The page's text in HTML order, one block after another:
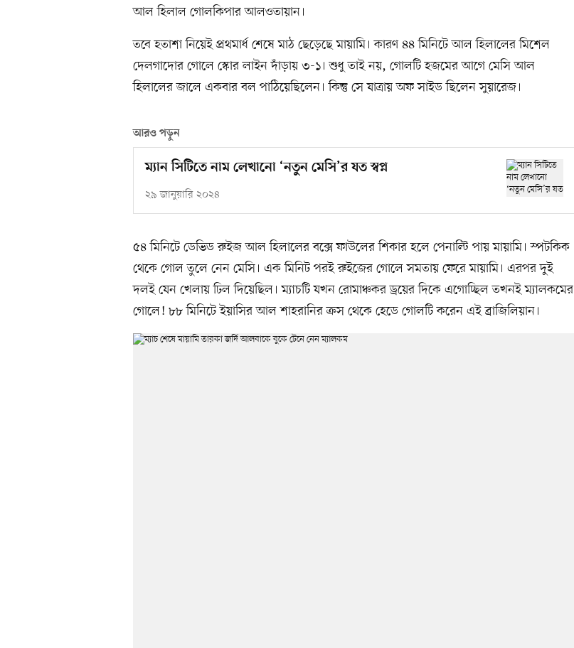
আল হিলাল গোলকিপার আলওতায়ান।
তবে হতাশা নিয়েই প্রথমার্ধ শেষে মাঠ ছেড়েছে মায়ামি। কারণ ৪৪ মিনিটে আল হিলালের মিশেল
দেলগাদোর গোলে স্কোর লাইন দাঁড়ায় ৩-১। শুধু তাই নয়, গোলটি হজমের আগে মেসি আল
হিলালের জালে একবার বল পাঠিয়েছিলেন। কিন্তু সে যাত্রায় অফ সাইড ছিলেন সুয়ারেজ।
আরও পড়ুন
ম্যান সিটিতে নাম লেখানো ‘নতুন মেসি’র যত স্বপ্ন
২৯ জানুয়ারি ২০২৪
৫৪ মিনিটে ডেভিড রুইজ আল হিলালের বক্সে ফাউলের শিকার হলে পেনাল্টি পায় মায়ামি। স্পটকিক
থেকে গোল তুলে নেন মেসি। এক মিনিট পরই রুইজের গোলে সমতায় ফেরে মায়ামি। এরপর দুই
দলই যেন খেলায় ঢিল দিয়েছিল। ম্যাচটি যখন রোমাঞ্চকর ড্রয়ের দিকে এগোচ্ছিল তখনই ম্যালকমের
গোলে! ৮৮ মিনিটে ইয়াসির আল শাহরানির ক্রস থেকে হেডে গোলটি করেন এই ব্রাজিলিয়ান।